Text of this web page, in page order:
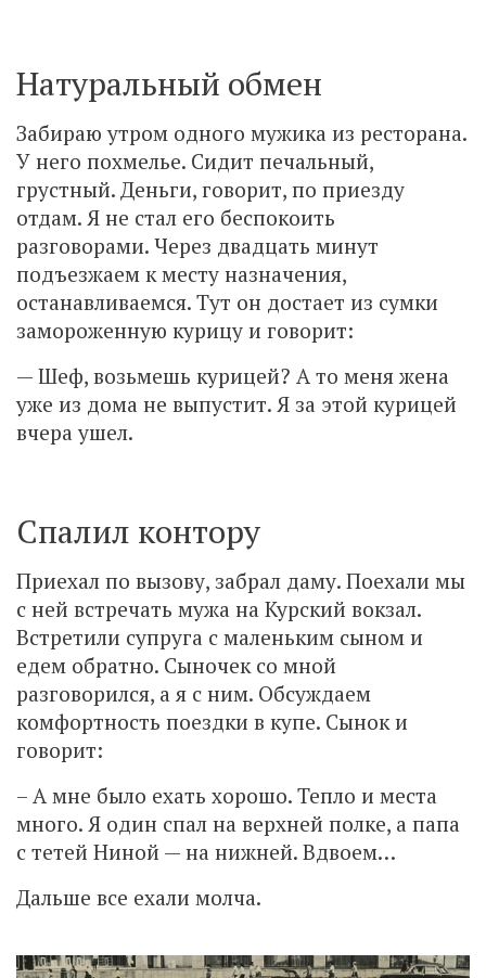
Натуральный обмен
Забираю утром одного мужика из ресторана.
У него похмелье. Сидит печальный,
грустный. Деньги, говорит, по приезду
отдам. Я не стал его беспокоить
разговорами. Через двадцать минут
подъезжаем к месту назначения,
останавливаемся. Тут он достает из сумки
замороженную курицу и говорит:
— Шеф, возьмешь курицей? А то меня жена
уже из дома не выпустит. Я за этой курицей
вчера ушел.
Спалил контору
Приехал по вызову, забрал даму. Поехали мы
с ней встречать мужа на Курский вокзал.
Встретили супруга с маленьким сыном и
едем обратно. Сыночек со мной
разговорился, а я с ним. Обсуждаем
комфортность поездки в купе. Сынок и
говорит:
– А мне было ехать хорошо. Тепло и места
много. Я один спал на верхней полке, а папа
с тетей Ниной — на нижней. Вдвоем…
Дальше все ехали молча.